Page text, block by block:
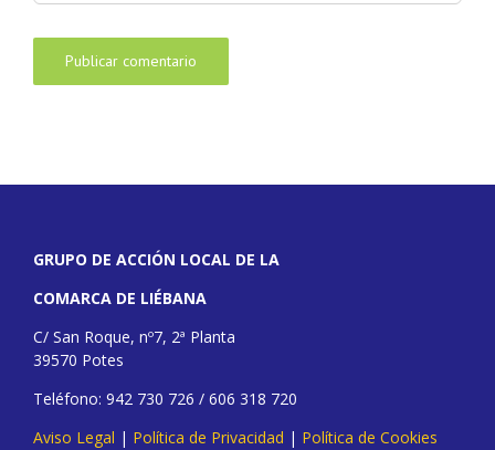
GRUPO DE ACCIÓN LOCAL DE LA
COMARCA DE LIÉBANA
C/ San Roque, nº7, 2ª Planta
39570 Potes
Teléfono: 942 730 726 / 606 318 720
Aviso Legal | Política de Privacidad | Política de Cookies